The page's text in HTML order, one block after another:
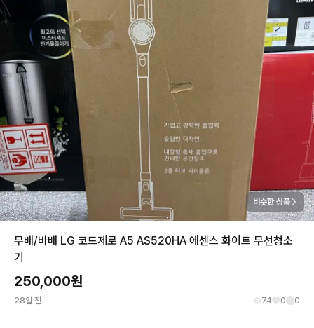
비슷한 상품
무배/바배 LG 코드제로 A5 AS520HA 에센스 화이트 무선청소
기
250,000원
28일 전 74 0 0